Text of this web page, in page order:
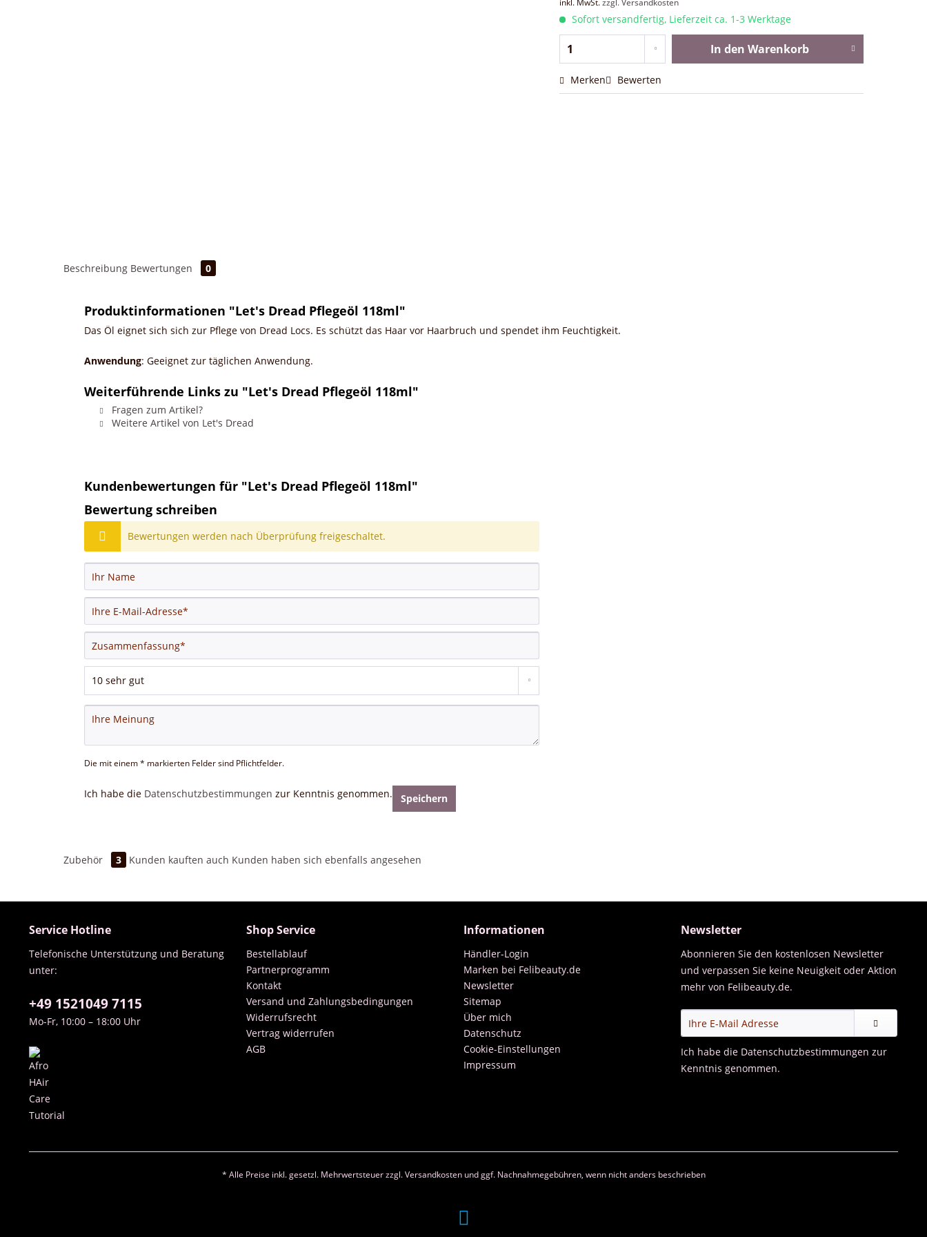
inkl. MwSt.zzgl. Versandkosten
Sofort versandfertig, Lieferzeit ca. 1-3 Werktage
In den Warenkorb
Merken Bewerten
Beschreibung Bewertungen 0
Produktinformationen "Let's Dread Pflegeöl 118ml"
Das Öl eignet sich sich zur Pflege von Dread Locs. Es schützt das Haar vor Haarbruch und spendet ihm Feuchtigkeit.
Anwendung: Geeignet zur täglichen Anwendung.
Weiterführende Links zu "Let's Dread Pflegeöl 118ml"
Fragen zum Artikel?
Weitere Artikel von Let's Dread
Kundenbewertungen für "Let's Dread Pflegeöl 118ml"
Bewertung schreiben
Bewertungen werden nach Überprüfung freigeschaltet.
Die mit einem * markierten Felder sind Pflichtfelder.
Ich habe die Datenschutzbestimmungen zur Kenntnis genommen. Speichern
Zubehör 3 Kunden kauften auch Kunden haben sich ebenfalls angesehen
Service Hotline
Telefonische Unterstützung und Beratung
unter:
+49 1521049 7115
Mo-Fr, 10:00 – 18:00 Uhr
Shop Service
Bestellablauf
Partnerprogramm
Kontakt
Versand und Zahlungsbedingungen
Widerrufsrecht
Vertrag widerrufen
AGB
Informationen
Händler-Login
Marken bei Felibeauty.de
Newsletter
Sitemap
Über mich
Datenschutz
Cookie-Einstellungen
Impressum
Newsletter
Abonnieren Sie den kostenlosen Newsletter
und verpassen Sie keine Neuigkeit oder Aktion
mehr von Felibeauty.de.
Ich habe die Datenschutzbestimmungen zur
Kenntnis genommen.
* Alle Preise inkl. gesetzl. Mehrwertsteuer zzgl.Versandkostenund ggf. Nachnahmegebühren, wenn nicht anders beschrieben